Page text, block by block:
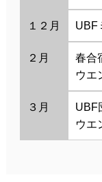
１２月 UBF
２月
春合
ウエ
３月
UBF
ウエ